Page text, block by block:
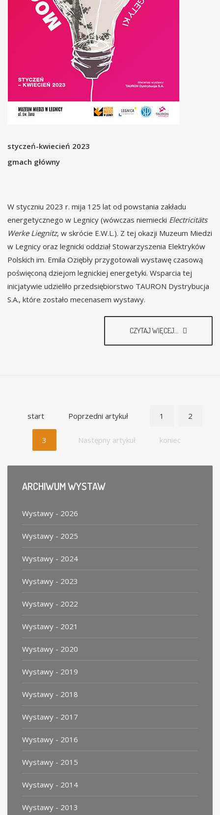
styczeń-kwiecień 2023
gmach główny
W styczniu 2023 r. mija 125 lat od powstania zakładu
energetycznego w Legnicy (wówczas niemiecki Electricitäts
Werke Liegnitz, w skrócie E.W.L.). Z tej okazji Muzeum Miedzi
w Legnicy oraz legnicki oddział Stowarzyszenia Elektryków
Polskich im. Emila Oziębły przygotowali wystawę czasową
poświęconą dziejom legnickiej energetyki. Wsparcia tej
inicjatywie udzieliło przedsiębiorstwo TAURON Dystrybucja
S.A., które zostało mecenasem wystawy.
CZYTAJ WIĘCEJ...
start Poprzedni artykuł 1 2
3 Następny artykuł koniec
ARCHIWUMWYSTAW
Wystawy - 2026
Wystawy - 2025
Wystawy - 2024
Wystawy - 2023
Wystawy - 2022
Wystawy - 2021
Wystawy - 2020
Wystawy - 2019
Wystawy - 2018
Wystawy - 2017
Wystawy - 2016
Wystawy - 2015
Wystawy - 2014
Wystawy - 2013